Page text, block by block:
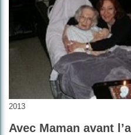
2013
Avec Maman avant